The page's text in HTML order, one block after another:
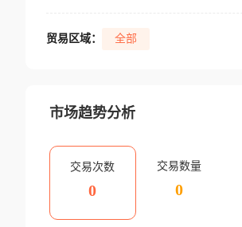
贸易区域： 全部
市场趋势分析
交易次数
0
交易数量
0